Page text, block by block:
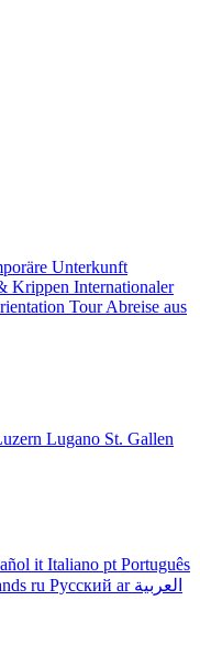
Unterkunft
Krippen Internationaler
Tour Abreise aus
Lugano St. Gallen
it Italiano pt Português
ru Русский ar العربية